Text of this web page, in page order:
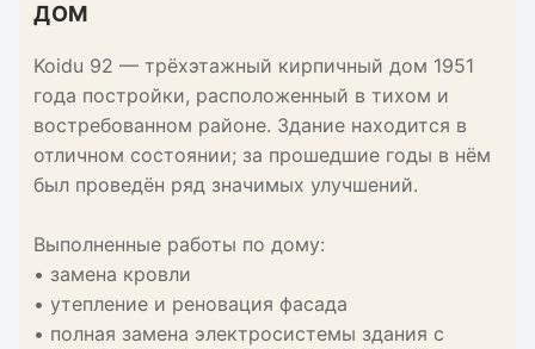
ДОМ
Koidu 92 — трёхэтажный кирпичный дом 1951
года постройки, расположенный в тихом и
востребованном районе. Здание находится в
отличном состоянии; за прошедшие годы в нём
был проведён ряд значимых улучшений.
Выполненные работы по дому:
• замена кровли
• утепление и реновация фасада
• полная замена электросистемы здания с